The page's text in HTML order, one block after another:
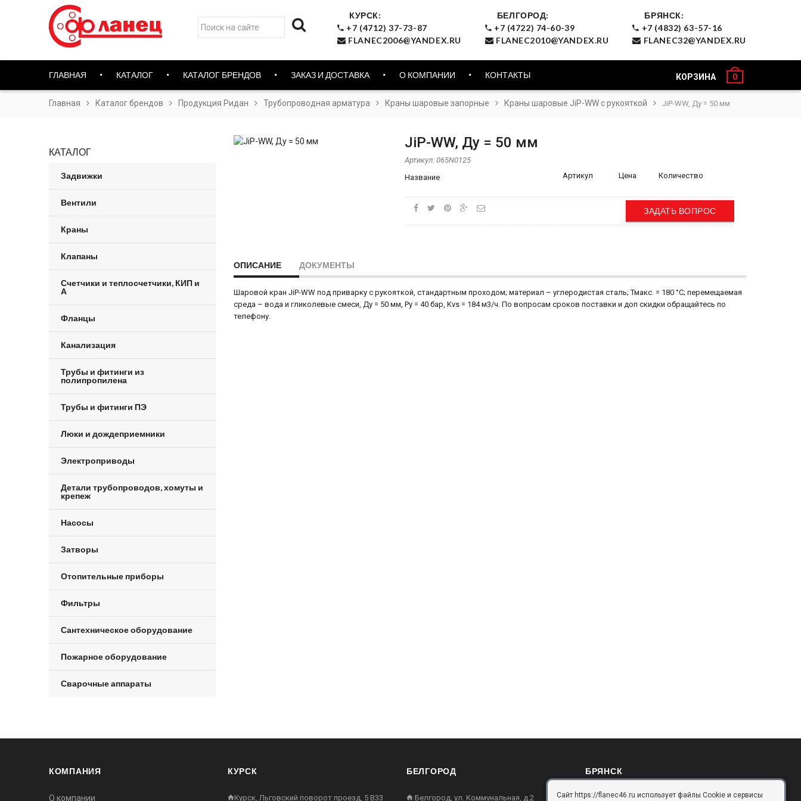
КУРСК:
+7 (4712) 37-73-87
FLANEC2006@YANDEX.RU
БЕЛГОРОД:
+7 (4722) 74-60-39
FLANEC2010@YANDEX.RU
БРЯНСК:
+7 (4832) 63-57-16
FLANEC32@YANDEX.RU
ГЛАВНАЯ КАТАЛОГ КАТАЛОГ БРЕНДОВ ЗАКАЗ И ДОСТАВКА О КОМПАНИИ КОНТАКТЫ КОРЗИНА 0
Главная Каталог брендов Продукция Ридан Трубопроводная арматура Краны шаровые запорные Краны шаровые JiP-WW с рукояткой JiP-WW, Ду = 50 мм
КАТАЛОГ
Задвижки
Вентили
Краны
Клапаны
Счетчики и теплосчетчики, КИП и
А
Фланцы
Канализация
Трубы и фитинги из
полипропилена
Трубы и фитинги ПЭ
Люки и дождеприемники
Электроприводы
Детали трубопроводов, хомуты и
крепеж
Насосы
Затворы
Отопительные приборы
Фильтры
Сантехническое оборудование
Пожарное оборудование
Сварочные аппараты
JiP-WW, Ду = 50 мм
Артикул: 065N0125
Название
Артикул Цена Количество
ЗАДАТЬ ВОПРОС
ОПИСАНИЕ ДОКУМЕНТЫ
Шаровой кран JiP-WW под приварку с рукояткой, стандартным проходом; материал – углеродистая сталь; Тмакс. = 180 °С; перемещаемая
среда – вода и гликолевые смеси, Ду = 50 мм, Ру = 40 бар, Kvs = 184 м3/ч. По вопросам сроков поставки и доп скидки обращайтесь по
телефону.
КОМПАНИЯ
О компании
КУРСК
Курск, Льговский поворот проезд, 5 В33
БЕЛГОРОД
Белгород, ул. Коммунальная, д.2
БРЯНСК
Брянск, Московский проезд, д.10, офис 3
Сайт https://flanec46.ru использует файлы Cookie и сервисы